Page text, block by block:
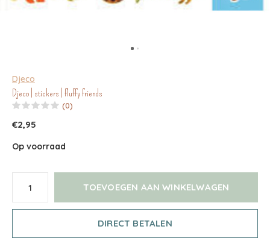
Djeco
Djeco | stickers | fluffy friends
(0)
€2,95
Op voorraad
TOEVOEGEN AAN WINKELWAGEN
DIRECT BETALEN